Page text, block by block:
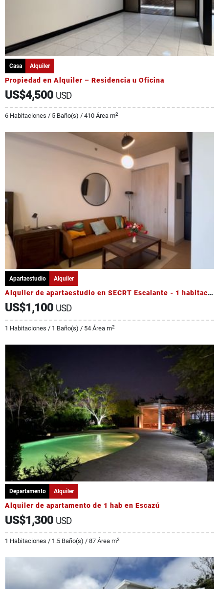
Casa Alquiler
Propiedad en Alquiler – Residencia u Oficina
US$4,500 USD
6 Habitaciones / 5 Baño(s) / 410 Área m2
Apartaestudio Alquiler
Alquiler de apartaestudio en SECRT Escalante - 1 habitación
US$1,100 USD
1 Habitaciones / 1 Baño(s) / 54 Área m2
Departamento Alquiler
Alquiler de apartamento de 1 hab en Escazú
US$1,300 USD
1 Habitaciones / 1.5 Baño(s) / 87 Área m2